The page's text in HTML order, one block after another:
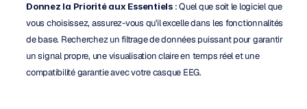
Donnez la Priorité aux Essentiels : Quel que soit le logiciel que
vous choisissez, assurez-vous qu'il excelle dans les fonctionnalités
de base. Recherchez un filtrage de données puissant pour garantir
un signal propre, une visualisation claire en temps réel et une
compatibilité garantie avec votre casque EEG.